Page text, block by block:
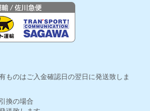
ものはご入金確認日の翌日に発送致しま
換の場合